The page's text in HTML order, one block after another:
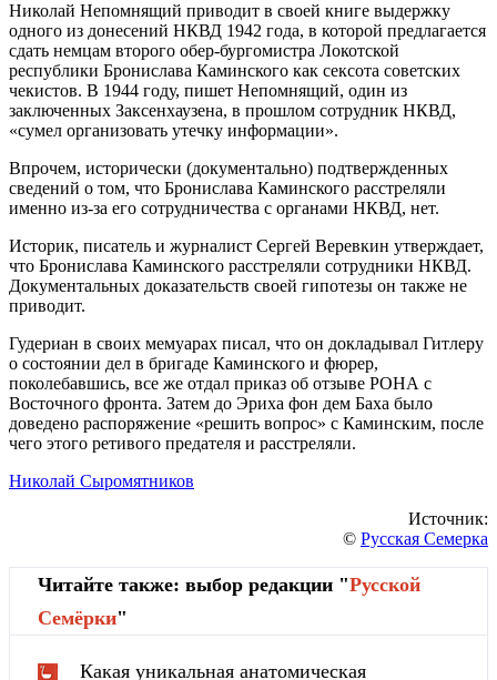
Николай Непомнящий приводит в своей книге выдержку
одного из донесений НКВД 1942 года, в которой предлагается
сдать немцам второго обер-бургомистра Локотской
республики Бронислава Каминского как сексота советских
чекистов. В 1944 году, пишет Непомнящий, один из
заключенных Заксенхаузена, в прошлом сотрудник НКВД,
«сумел организовать утечку информации».
Впрочем, исторически (документально) подтвержденных
сведений о том, что Бронислава Каминского расстреляли
именно из-за его сотрудничества с органами НКВД, нет.
Историк, писатель и журналист Сергей Веревкин утверждает,
что Бронислава Каминского расстреляли сотрудники НКВД.
Документальных доказательств своей гипотезы он также не
приводит.
Гудериан в своих мемуарах писал, что он докладывал Гитлеру
о состоянии дел в бригаде Каминского и фюрер,
поколебавшись, все же отдал приказ об отзыве РОНА с
Восточного фронта. Затем до Эриха фон дем Баха было
доведено распоряжение «решить вопрос» с Каминским, после
чего этого ретивого предателя и расстреляли.
Николай Сыромятников
Источник:
© Русская Семерка
Читайте также: выбор редакции "Русской
Cемёрки"
Какая уникальная анатомическая